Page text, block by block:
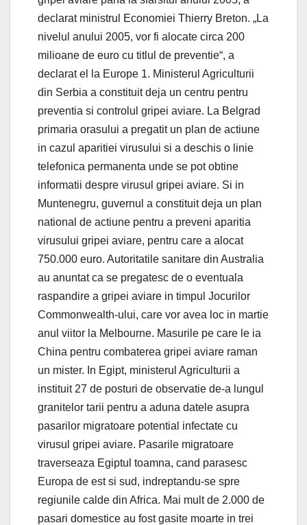
declarat ministrul Economiei Thierry Breton. „La
nivelul anului 2005, vor fi alocate circa 200
milioane de euro cu titlul de preventie“, a
declarat el la Europe 1. Ministerul Agriculturii
din Serbia a constituit deja un centru pentru
preventia si controlul gripei aviare. La Belgrad
primaria orasului a pregatit un plan de actiune
in cazul aparitiei virusului si a deschis o linie
telefonica permanenta unde se pot obtine
informatii despre virusul gripei aviare. Si in
Muntenegru, guvernul a constituit deja un plan
national de actiune pentru a preveni aparitia
virusului gripei aviare, pentru care a alocat
750.000 euro. Autoritatile sanitare din Australia
au anuntat ca se pregatesc de o eventuala
raspandire a gripei aviare in timpul Jocurilor
Commonwealth-ului, care vor avea loc in martie
anul viitor la Melbourne. Masurile pe care le ia
China pentru combaterea gripei aviare raman
un mister. In Egipt, ministerul Agriculturii a
instituit 27 de posturi de observatie de-a lungul
granitelor tarii pentru a aduna datele asupra
pasarilor migratoare potential infectate cu
virusul gripei aviare. Pasarile migratoare
traverseaza Egiptul toamna, cand parasesc
Europa de est si sud, indreptandu-se spre
regiunile calde din Africa. Mai mult de 2.000 de
pasari domestice au fost gasite moarte in trei